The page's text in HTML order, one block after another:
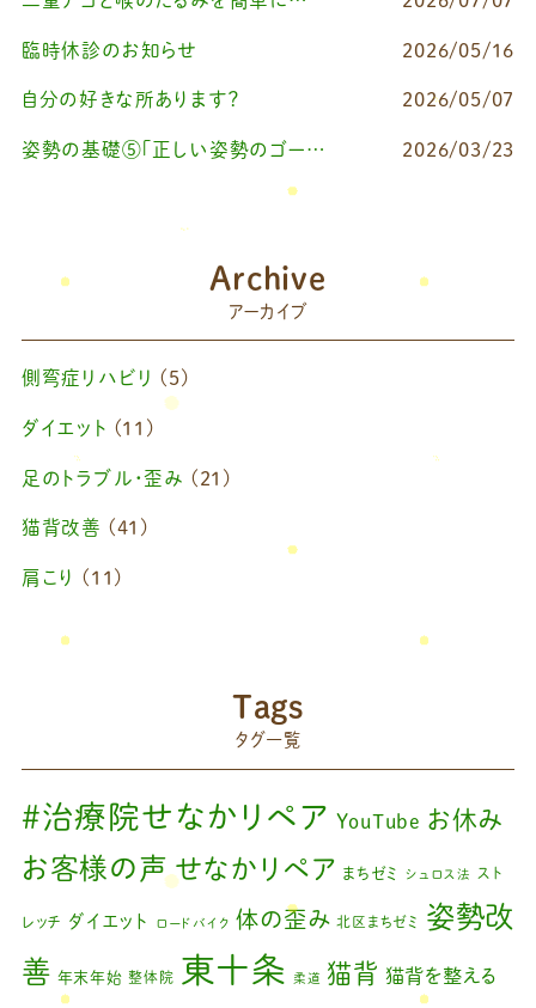
臨時休診のお知らせ 2026/05/16
自分の好きな所あります？ 2026/05/07
姿勢の基礎⑤「正しい姿勢のゴールを知る（正しい姿勢とは？）」 2026/03/23
Archive
アーカイブ
側弯症リハビリ (5)
ダイエット (11)
足のトラブル・歪み (21)
猫背改善 (41)
肩こり (11)
Tags
タグ一覧
#治療院せなかリペア YouTube お休み
お客様の声 せなかリペア まちゼミ シュロス法 スト
レッチ ダイエット ロードバイク 体の歪み 北区まちゼミ
姿勢改
善 年末年始 整体院 東十条 柔道 猫背 猫背を整える